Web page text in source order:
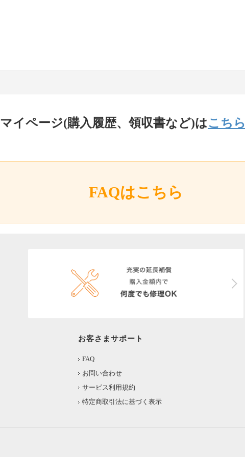
マイページ(購入履歴、領収書など)はこちら
FAQはこちら
お客さまサポート
FAQ
お問い合わせ
サービス利用規約
特定商取引法に基づく表示